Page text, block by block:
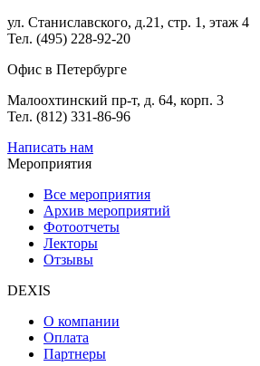
ул. Станиславского, д.21, стр. 1, этаж 4
Тел. (495) 228-92-20
Офис в Петербурге
Малоохтинский пр-т, д. 64, корп. 3
Тел. (812) 331-86-96
Написать нам
Мероприятия
Все мероприятия
Архив мероприятий
Фотоотчеты
Лекторы
Отзывы
DEXIS
О компании
Оплата
Партнеры